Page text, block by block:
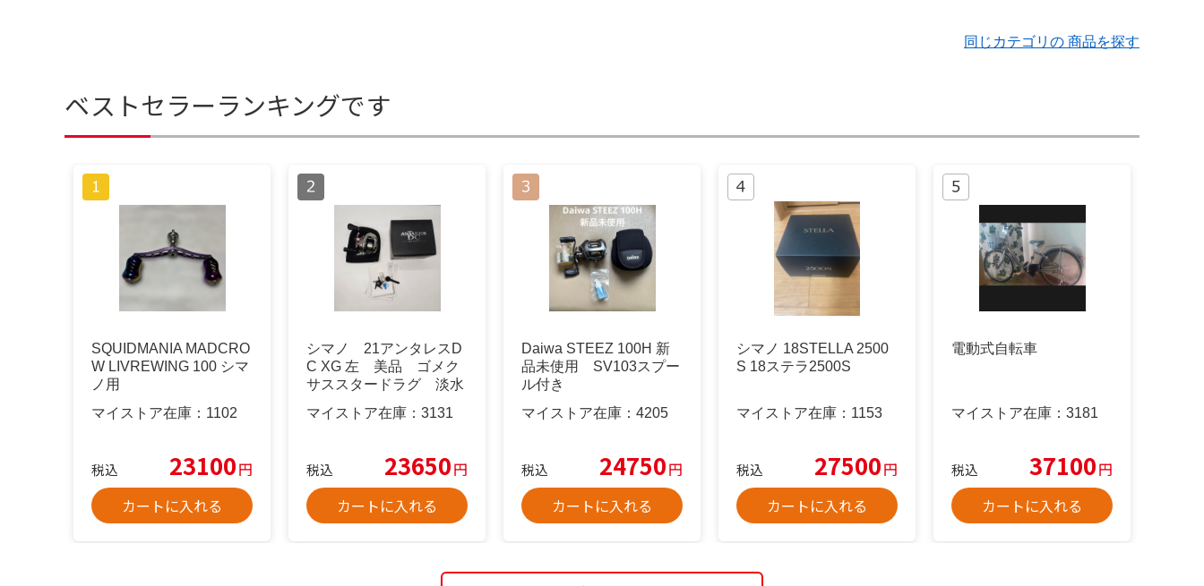
同じカテゴリの 商品を探す
ベストセラーランキングです
SQUIDMANIA MADCRO
W LIVREWING 100 シマ
ノ用
マイストア在庫： 1102
税込 23100円
カートに入れる
シマノ 21アンタレスD
C XG 左 美品 ゴメク
サススタードラグ 淡水
マイストア在庫： 3131
税込 23650円
カートに入れる
Daiwa STEEZ 100H 新
品未使用 SV103スプー
ル付き
マイストア在庫： 4205
税込 24750円
カートに入れる
シマノ 18STELLA 2500
S 18ステラ2500S
マイストア在庫： 1153
税込 27500円
カートに入れる
電動式自転車
マイストア在庫： 3181
税込 37100円
カートに入れる